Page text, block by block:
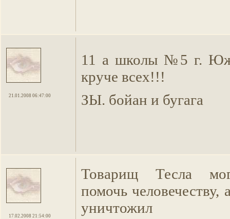
21.01.2008 06:47:00
11 а школы №5 г.
круче всех!!!
ЗЫ. бойан и бугага
17.02.2008 21:54:00
Товарищ Тесла
помочь человечеству,
уничтожил